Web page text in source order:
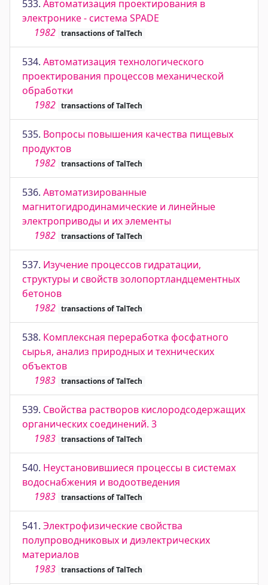
533. Автоматизация проектирования в
электронике - система SPADE
1982 transactions of TalTech
534. Автоматизация технологического
проектирования процессов механической
обработки
1982 transactions of TalTech
535. Вопросы повышения качества пищевых
продуктов
1982 transactions of TalTech
536. Автоматизированные
магнитогидродинамические и линейные
электроприводы и их элементы
1982 transactions of TalTech
537. Изучение процессов гидратации,
структуры и свойств золопортландцементных
бетонов
1982 transactions of TalTech
538. Комплексная переработка фосфатного
сырья, анализ природных и технических
объектов
1983 transactions of TalTech
539. Свойства растворов кислородсодержащих
органических соединений. 3
1983 transactions of TalTech
540. Неустановившиеся процессы в системах
водоснабжения и водоотведения
1983 transactions of TalTech
541. Электрофизические свойства
полупроводниковых и диэлектрических
материалов
1983 transactions of TalTech